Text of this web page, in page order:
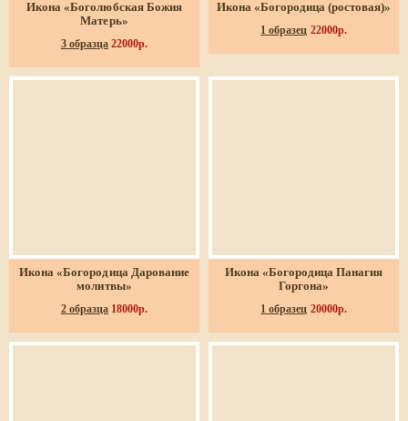
Икона «Боголюбская Божия
Матерь»
3 образца 22000р.
Икона «Богородица (ростовая)»
1 образец 22000р.
Икона «Богородица Дарование
молитвы»
2 образца 18000р.
Икона «Богородица Панагия
Горгона»
1 образец 20000р.